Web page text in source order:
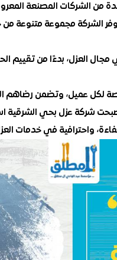
من الشركات المصنعة
الشركة مجموعة متنوعة من
العزل، بدءًا من تقييم
لكل عميل، وتضمن رضاهم
شركة عزل بحي الشرقية
واحترافية في خدمات